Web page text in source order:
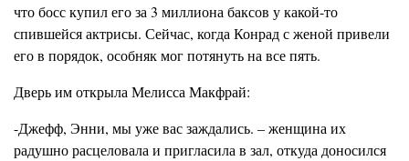
что босс купил его за 3 миллиона баксов у какой-то
спившейся актрисы. Сейчас, когда Конрад с женой привели
его в порядок, особняк мог потянуть на все пять.
Дверь им открыла Мелисса Макфрай:
-Джефф, Энни, мы уже вас заждались. – женщина их
радушно расцеловала и пригласила в зал, откуда доносился